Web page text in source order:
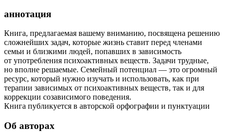
аннотация
Книга, предлагаемая вашему вниманию, посвящена решению
сложнейших задач, которые жизнь ставит перед членами
семьи и близкими людей, попавших в зависимость
от употребления психоактивных веществ. Задачи трудные,
но вполне решаемые. Семейный потенциал — это огромный
ресурс, который нужно изучать и использовать, как при
терапии зависимых от психоактивных веществ, так и для
коррекции созависимого поведения.
Книга публикуется в авторской орфографии и пунктуации
Об авторах